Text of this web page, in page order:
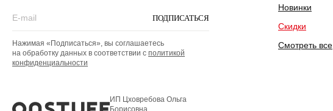
ПОДПИСАТЬСЯ
Нажимая «Подписаться», вы соглашаетесь
на обработку данных в соответствии с политикой
конфиденциальности
Новинки
Скидки
Смотреть все
ИП Цховребова Ольга
Борисовна,